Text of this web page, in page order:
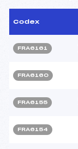
Codex
FRA6161
FRA6160
FRA6155
FRA6154